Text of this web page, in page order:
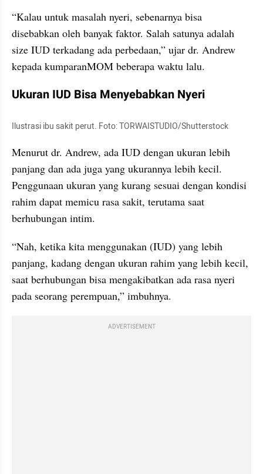
“Kalau untuk masalah nyeri, sebenarnya bisa
disebabkan oleh banyak faktor. Salah satunya adalah
size IUD terkadang ada perbedaan,” ujar dr. Andrew
kepada kumparanMOM beberapa waktu lalu.
Ukuran IUD Bisa Menyebabkan Nyeri
Ilustrasi ibu sakit perut. Foto: TORWAISTUDIO/Shutterstock
Menurut dr. Andrew, ada IUD dengan ukuran lebih
panjang dan ada juga yang ukurannya lebih kecil.
Penggunaan ukuran yang kurang sesuai dengan kondisi
rahim dapat memicu rasa sakit, terutama saat
berhubungan intim.
“Nah, ketika kita menggunakan (IUD) yang lebih
panjang, kadang dengan ukuran rahim yang lebih kecil,
saat berhubungan bisa mengakibatkan ada rasa nyeri
pada seorang perempuan,” imbuhnya.
ADVERTISEMENT